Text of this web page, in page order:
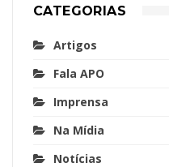
CATEGORIAS
Artigos
Fala APO
Imprensa
Na Mídia
Notícias